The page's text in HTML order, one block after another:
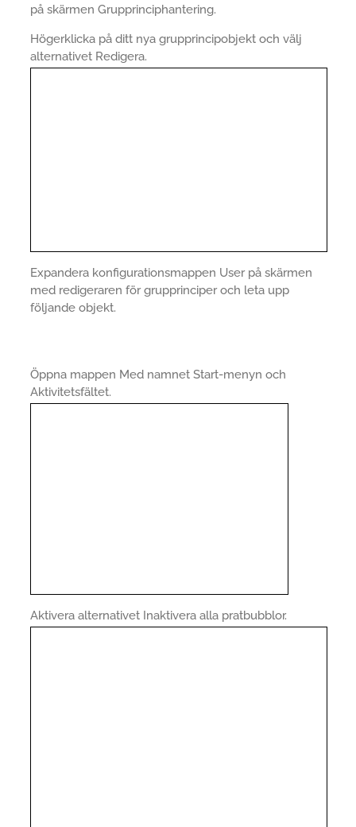
på skärmen Grupprinciphantering.
Högerklicka på ditt nya grupprincipobjekt och välj
alternativet Redigera.
Expandera konfigurationsmappen User på skärmen
med redigeraren för grupprinciper och leta upp
följande objekt.
Öppna mappen Med namnet Start-menyn och
Aktivitetsfältet.
Aktivera alternativet Inaktivera alla pratbubblor.